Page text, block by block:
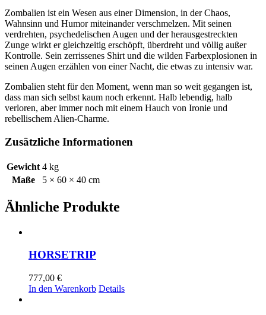
Zombalien ist ein Wesen aus einer Dimension, in der Chaos,
Wahnsinn und Humor miteinander verschmelzen. Mit seinen
verdrehten, psychedelischen Augen und der herausgestreckten
Zunge wirkt er gleichzeitig erschöpft, überdreht und völlig außer
Kontrolle. Sein zerrissenes Shirt und die wilden Farbexplosionen in
seinen Augen erzählen von einer Nacht, die etwas zu intensiv war.
Zombalien steht für den Moment, wenn man so weit gegangen ist,
dass man sich selbst kaum noch erkennt. Halb lebendig, halb
verloren, aber immer noch mit einem Hauch von Ironie und
rebellischem Alien-Charme.
Zusätzliche Informationen
Gewicht 4 kg
Maße
5 × 60 × 40 cm
Ähnliche Produkte
HORSETRIP
777,00 €
In den Warenkorb Details